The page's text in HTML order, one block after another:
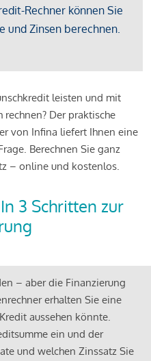
leisten und mit
Der praktische
von Infina liefert Ihnen eine
Berechnen Sie ganz
– online und kostenlos.
3 Schritten zur
– aber die Finanzierung
erhalten Sie eine
aussehen könnte.
ein und der
und welchen Zinssatz Sie